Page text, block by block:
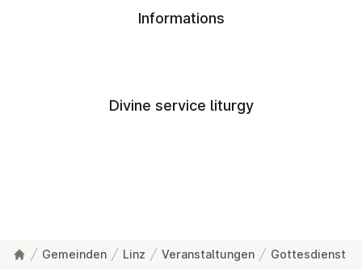
Informations
Divine service liturgy
Gemeinden Linz Veranstaltungen Gottesdienst